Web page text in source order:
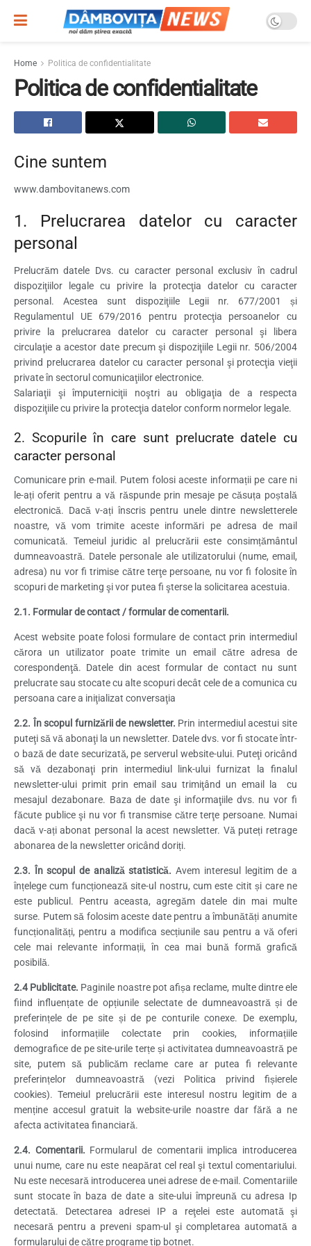
Home Politica de confidentialitate
Politica de confidentialitate
Cine suntem
www.dambovitanews.com
1. Prelucrarea datelor cu caracter
personal
Prelucrăm datele Dvs. cu caracter personal exclusiv în cadrul
dispoziţiilor legale cu privire la protecţia datelor cu caracter
personal. Acestea sunt dispoziţiile Legii nr. 677/2001 și
Regulamentul UE 679/2016 pentru protecţia persoanelor cu
privire la prelucrarea datelor cu caracter personal şi libera
circulaţie a acestor date precum şi dispoziţiile Legii nr. 506/2004
privind prelucrarea datelor cu caracter personal şi protecţia vieţii
private în sectorul comunicaţiilor electronice.
Salariaţii şi împuterniciţii noştri au obligaţia de a respecta
dispoziţiile cu privire la protecţia datelor conform normelor legale.
2. Scopurile în care sunt prelucrate datele cu
caracter personal
Comunicare prin e-mail. Putem folosi aceste informații pe care ni
le-ați oferit pentru a vă răspunde prin mesaje pe căsuța poștală
electronică. Dacă v-ați înscris pentru unele dintre newsletterele
noastre, vă vom trimite aceste informări pe adresa de mail
comunicată. Temeiul juridic al prelucrării este consimțământul
dumneavoastră. Datele personale ale utilizatorului (nume, email,
adresa) nu vor fi trimise către terţe persoane, nu vor fi folosite în
scopuri de marketing şi vor putea fi şterse la solicitarea acestuia.
2.1. Formular de contact / formular de comentarii.
Acest website poate folosi formulare de contact prin intermediul
cărora un utilizator poate trimite un email către adresa de
corespondenţă. Datele din acest formular de contact nu sunt
prelucrate sau stocate cu alte scopuri decât cele de a comunica cu
persoana care a iniţializat conversaţia
2.2. În scopul furnizării de newsletter. Prin intermediul acestui site
puteţi să vă abonaţi la un newsletter. Datele dvs. vor fi stocate într-
o bază de date securizată, pe serverul website-ului. Puteţi oricând
să vă dezabonaţi prin intermediul link-ului furnizat la finalul
newsletter-ului primit prin email sau trimiţând un email la cu
mesajul dezabonare. Baza de date şi informaţiile dvs. nu vor fi
făcute publice şi nu vor fi transmise către terţe persoane. Numai
dacă v-ați abonat personal la acest newsletter. Vă puteți retrage
abonarea de la newsletter oricând doriți.
2.3. În scopul de analiză statistică. Avem interesul legitim de a
înțelege cum funcționează site-ul nostru, cum este citit și care ne
este publicul. Pentru aceasta, agregăm datele din mai multe
surse. Putem să folosim aceste date pentru a îmbunătăți anumite
funcționalități, pentru a modifica secțiunile sau pentru a vă oferi
cele mai relevante informații, în cea mai bună formă grafică
posibilă.
2.4 Publicitate. Paginile noastre pot afișa reclame, multe dintre ele
fiind influențate de opțiunile selectate de dumneavoastră și de
preferințele de pe site și de pe conturile conexe. De exemplu,
folosind informațiile colectate prin cookies, informațiile
demografice de pe site-urile terțe și activitatea dumneavoastră pe
site, putem să publicăm reclame care ar putea fi relevante
preferințelor dumneavoastră (vezi Politica privind fișierele
cookies). Temeiul prelucrării este interesul nostru legitim de a
menține accesul gratuit la website-urile noastre dar fără a ne
afecta activitatea financiară.
2.4. Comentarii. Formularul de comentarii implica introducerea
unui nume, care nu este neapărat cel real şi textul comentariului.
Nu este necesară introducerea unei adrese de e-mail. Comentariile
sunt stocate în baza de date a site-ului împreună cu adresa Ip
detectată. Detectarea adresei IP a reţelei este automată şi
necesară pentru a preveni spam-ul şi completarea automată a
formularului de către programe tip botnet.